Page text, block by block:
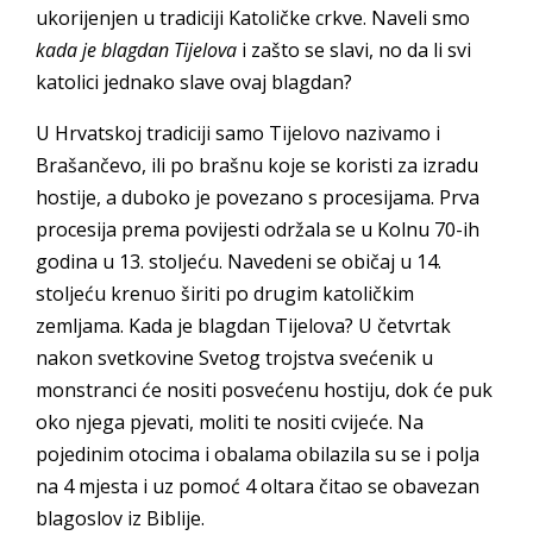
ukorijenjen u tradiciji Katoličke crkve. Naveli smo
kada je blagdan Tijelova i zašto se slavi, no da li svi
katolici jednako slave ovaj blagdan?
U Hrvatskoj tradiciji samo Tijelovo nazivamo i
Brašančevo, ili po brašnu koje se koristi za izradu
hostije, a duboko je povezano s procesijama. Prva
procesija prema povijesti održala se u Kolnu 70-ih
godina u 13. stoljeću. Navedeni se običaj u 14.
stoljeću krenuo širiti po drugim katoličkim
zemljama. Kada je blagdan Tijelova? U četvrtak
nakon svetkovine Svetog trojstva svećenik u
monstranci će nositi posvećenu hostiju, dok će puk
oko njega pjevati, moliti te nositi cvijeće. Na
pojedinim otocima i obalama obilazila su se i polja
na 4 mjesta i uz pomoć 4 oltara čitao se obavezan
blagoslov iz Biblije.